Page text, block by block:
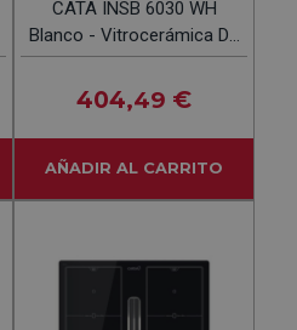
CATA INSB 6030 WH
Blanco - Vitrocerámica De
Inducción 60cm
404,49 €
AÑADIR AL CARRITO